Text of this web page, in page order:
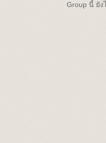
Group นี้ ยัง